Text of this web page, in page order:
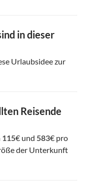
in dieser
Urlaubsidee zur
Reisende
115€ und 583€ pro
der Unterkunft